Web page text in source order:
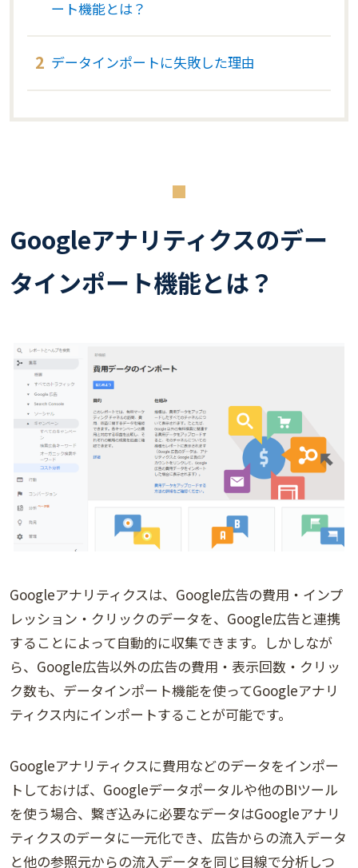
ート機能とは？
データインポートに失敗した理由
Googleアナリティクスのデー
タインポート機能とは？
Googleアナリティクスは、Google広告の費用・インプ
レッション・クリックのデータを、Google広告と連携
することによって自動的に収集できます。しかしなが
ら、Google広告以外の広告の費用・表示回数・クリッ
ク数も、データインポート機能を使ってGoogleアナリ
ティクス内にインポートすることが可能です。
Googleアナリティクスに費用などのデータをインポー
トしておけば、Googleデータポータルや他のBIツール
を使う場合、繋ぎ込みに必要なデータはGoogleアナリ
ティクスのデータに一元化でき、広告からの流入データ
と他の参照元からの流入データを同じ目線で分析しつ